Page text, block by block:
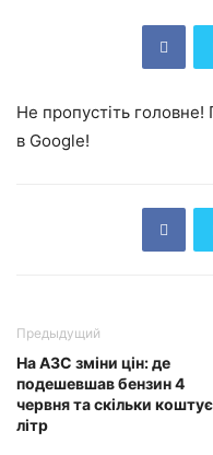
Не пропустіть головне!
в Google!
Предыдущий
На АЗС зміни цін: де
подешевшав бензин 4
червня та скільки коштує
літр